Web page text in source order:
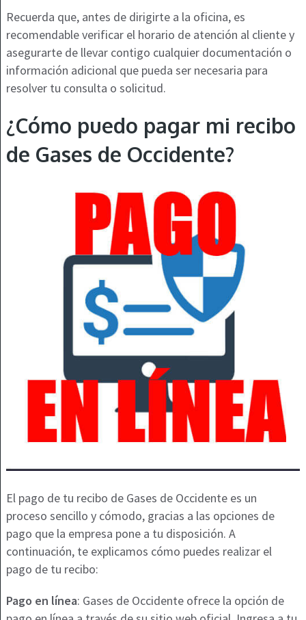
Recuerda que, antes de dirigirte a la oficina, es
recomendable verificar el horario de atención al cliente y
asegurarte de llevar contigo cualquier documentación o
información adicional que pueda ser necesaria para
resolver tu consulta o solicitud.
¿Cómo puedo pagar mi recibo
de Gases de Occidente?
El pago de tu recibo de Gases de Occidente es un
proceso sencillo y cómodo, gracias a las opciones de
pago que la empresa pone a tu disposición. A
continuación, te explicamos cómo puedes realizar el
pago de tu recibo:
Pago en línea: Gases de Occidente ofrece la opción de